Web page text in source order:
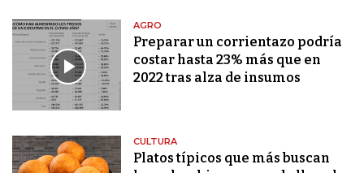
AGRO
Preparar un corrientazo podría
costar hasta 23% más que en
2022 tras alza de insumos
CULTURA
Platos típicos que más buscan